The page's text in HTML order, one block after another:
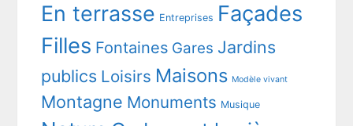
En terrasse Entreprises Façades
Filles Fontaines Gares Jardins
publics Loisirs Maisons Modèle vivant
Montagne Monuments Musique